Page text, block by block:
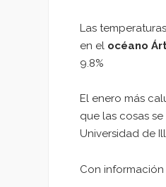
Las
en el océano
9.8%
El enero más
que las cosas
Universidad de
Con información